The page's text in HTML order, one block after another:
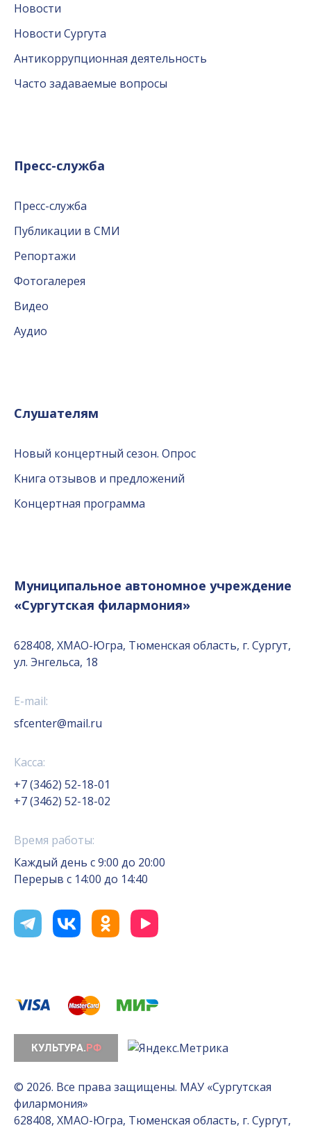
Новости
Новости Сургута
Антикоррупционная деятельность
Часто задаваемые вопросы
Пресс-служба
Пресс-служба
Публикации в СМИ
Репортажи
Фотогалерея
Видео
Аудио
Слушателям
Новый концертный сезон. Опрос
Книга отзывов и предложений
Концертная программа
Муниципальное автономное учреждение
«Сургутская филармония»
628408, ХМАО-Югра, Тюменская область, г. Сургут,
ул. Энгельса, 18
E-mail:
sfcenter@mail.ru
Касса:
+7 (3462) 52-18-01
+7 (3462) 52-18-02
Время работы:
Каждый день с 9:00 до 20:00
Перерыв с 14:00 до 14:40
© 2026. Все права защищены. МАУ «Сургутская
филармония»
628408, ХМАО-Югра, Тюменская область, г. Сургут,